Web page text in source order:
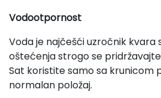
Vodootpornost
Voda je najčešći uzročnik kvara
oštećenja strogo se
Sat koristite samo sa krunicom
normalan položaj.